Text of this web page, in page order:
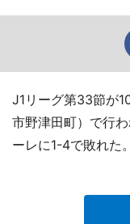
J1リーグ第33節が
市野津田町）で行
ーレに1-4で敗れた。